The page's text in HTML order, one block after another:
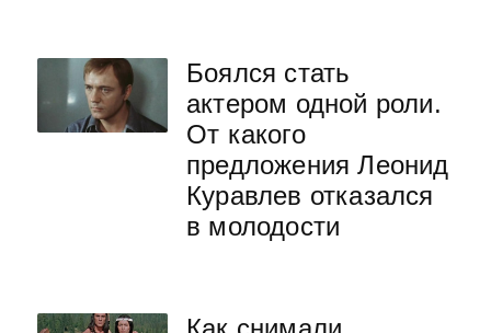
Боялся стать
актером одной роли.
От какого
предложения Леонид
Куравлев отказался
в молодости